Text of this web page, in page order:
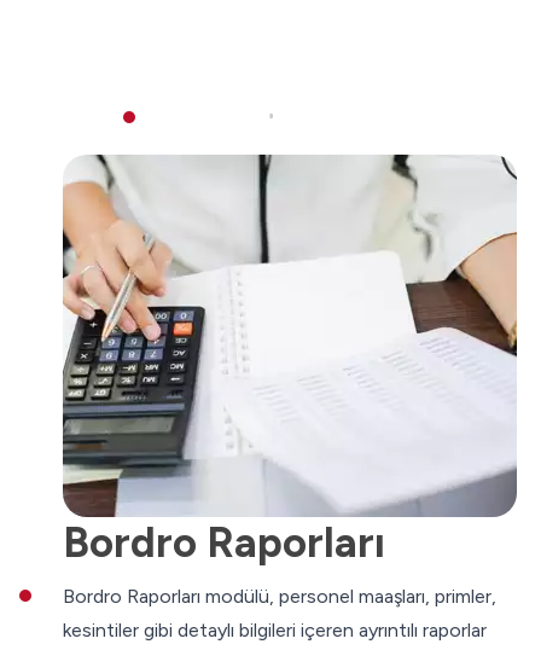
Bordro Raporları
Bordro Raporları modülü, personel maaşları, primler,
kesintiler gibi detaylı bilgileri içeren ayrıntılı raporlar